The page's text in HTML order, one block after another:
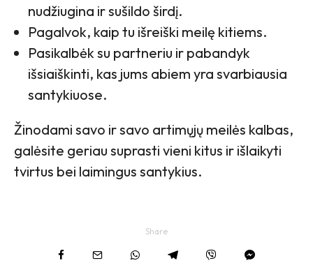
nudžiugina ir sušildo širdį.
Pagalvok, kaip tu išreiški meilę kitiems.
Pasikalbėk su partneriu ir pabandyk
išsiaiškinti, kas jums abiem yra svarbiausia
santykiuose.
Žinodami savo ir savo artimųjų meilės kalbas,
galėsite geriau suprasti vieni kitus ir išlaikyti
tvirtus bei laimingus santykius.
Share